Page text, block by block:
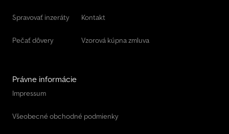
Spravovať inzeráty
Pečať dôvery
Kontakt
Vzorová kúpna zmluva
Právne informácie
Impressum
Všeobecné obchodné podmienky